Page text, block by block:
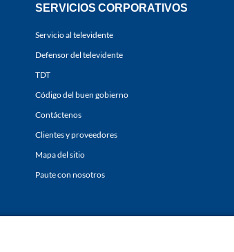
SERVICIOS CORPORATIVOS
Servicio al televidente
Defensor del televidente
TDT
Código del buen gobierno
Contáctenos
Clientes y proveedores
Mapa del sitio
Paute con nosotros